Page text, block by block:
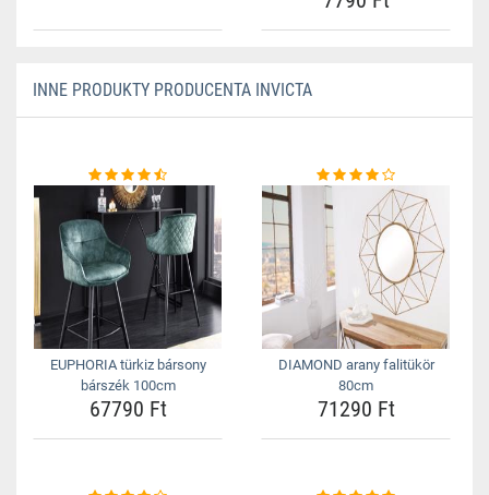
INNE PRODUKTY PRODUCENTA INVICTA
EUPHORIA türkiz bársony
bárszék 100cm
67790 Ft
DIAMOND arany falitükör
80cm
71290 Ft